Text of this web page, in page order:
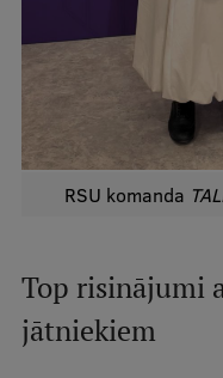
Vertikāli
Zinātniskās
Inovāciju centrs
Mobilitātes
RSU komanda
Top risinājumi
jātniekiem